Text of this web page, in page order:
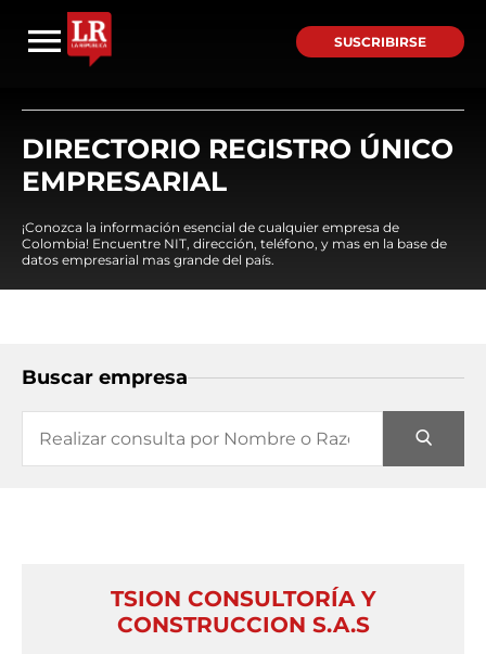
SUSCRIBIRSE
DIRECTORIO REGISTRO ÚNICO
EMPRESARIAL
¡Conozca la información esencial de cualquier empresa de
Colombia! Encuentre NIT, dirección, teléfono, y mas en la base de
datos empresarial mas grande del país.
Buscar empresa
TSION CONSULTORÍA Y
CONSTRUCCION S.A.S